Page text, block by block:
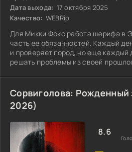
Дата выхода: 17 октября 2025
Качество: WEBRip
Для Микки Фокс работа шерифа в
часть ее обязанностей. Каждый
и проверяет город, но еще каждый
решать проблемы из своей
Их история полна плохих
чувств, и это создает
ждет другая задача —
которая оказалась в центре какой-
Сорвиголова: Рожденный
2026)
8.6